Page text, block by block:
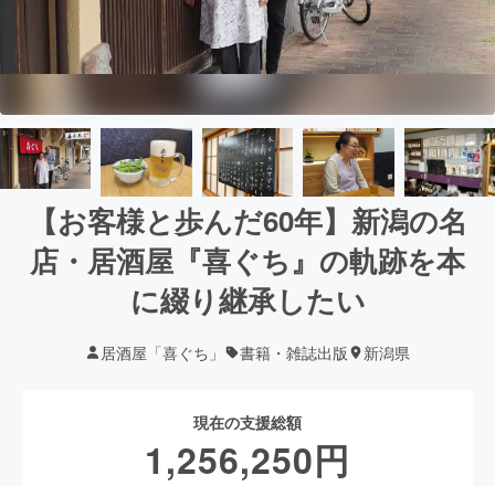
【お客様と歩んだ60年】新潟の名
店・居酒屋『喜ぐち』の軌跡を本
に綴り継承したい
居酒屋「喜ぐち」 書籍・雑誌出版 新潟県
現在の支援総額
1,256,250円